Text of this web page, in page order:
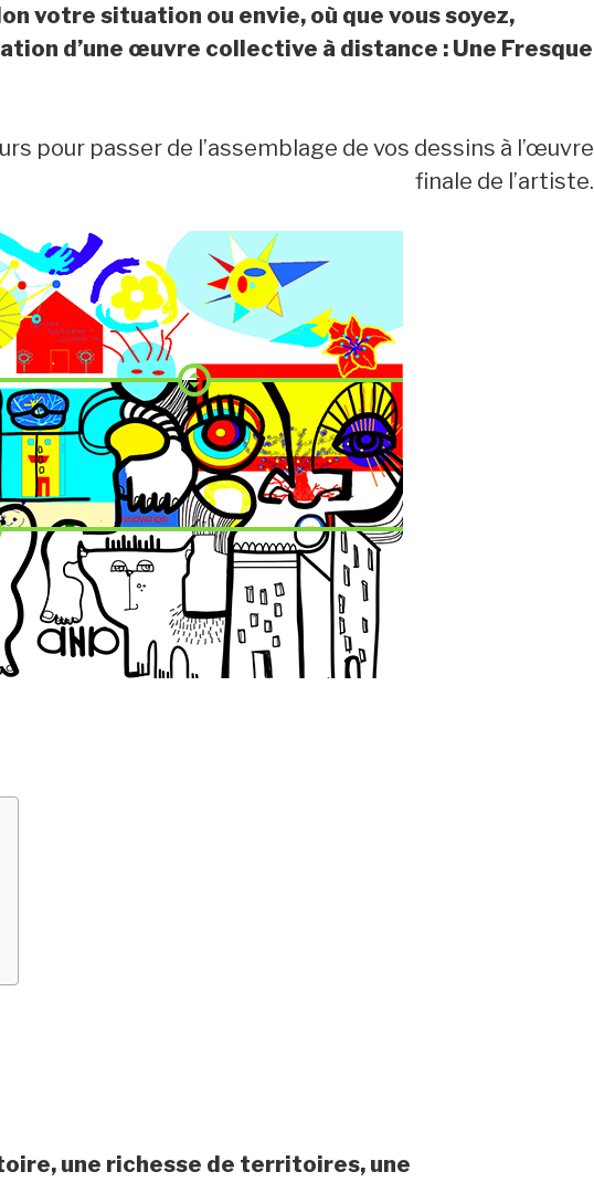
votre situation ou envie, où que vous soyez,
d’une œuvre collective à distance : Une Fresque
pour passer de l’assemblage de vos dessins à l’œuvre
finale de l’artiste.
une richesse de territoires, une